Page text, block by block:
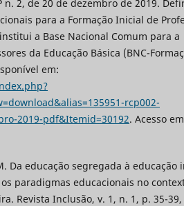
n. 2, de 20 de dezembro de 2019.
para a Formação Inicial de
a Base Nacional Comum para a
da Educação Básica (BNC-
em:
rcp002-
2019-pdf&Itemid=30192. Acesso
Da educação segregada à educação
paradigmas educacionais no
Revista Inclusão, v. 1, n. 1, p. 35-39,